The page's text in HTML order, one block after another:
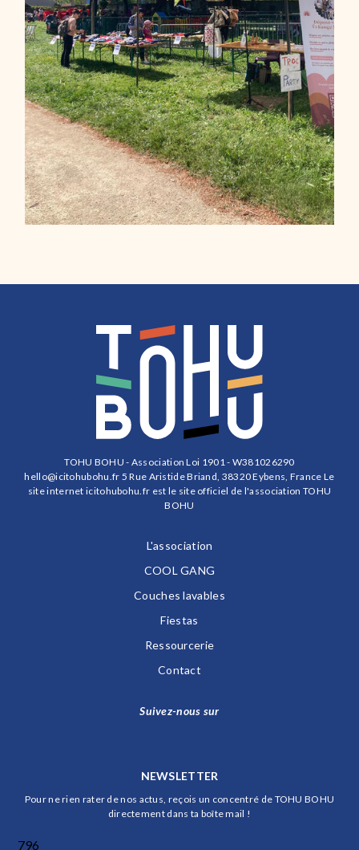
TOHU BOHU - Association Loi 1901 - W381026290
hello@icitohubohu.fr 5 Rue Aristide Briand, 38320 Eybens, France Le
site internet icitohubohu.fr est le site officiel de l'association TOHU
BOHU
L'association
COOL GANG
Couches lavables
Fiestas
Ressourcerie
Contact
Suivez-nous sur
NEWSLETTER
Pour ne rien rater de nos actus, reçois un concentré de TOHU BOHU
directement dans ta boîte mail !
796